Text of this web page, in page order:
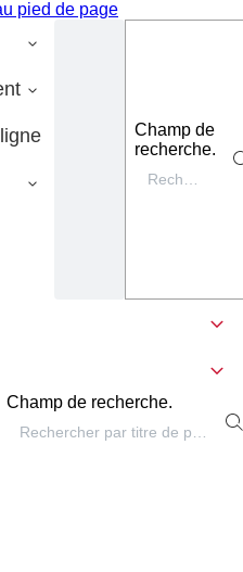
pied de page
Champ de
recherche.
Champ de recherche.